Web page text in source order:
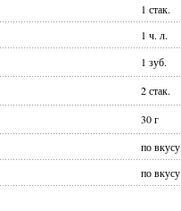
1 стак.
1 ч. л.
1 зуб.
2 стак.
30 г
по вкусу
по вкусу